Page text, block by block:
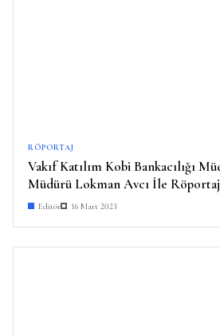
RÖPORTAJ
Vakıf Katılım Kobi Bankacılığı
Müdürü Lokman Avcı İle Röportaj
Editör 16 Mart 2023